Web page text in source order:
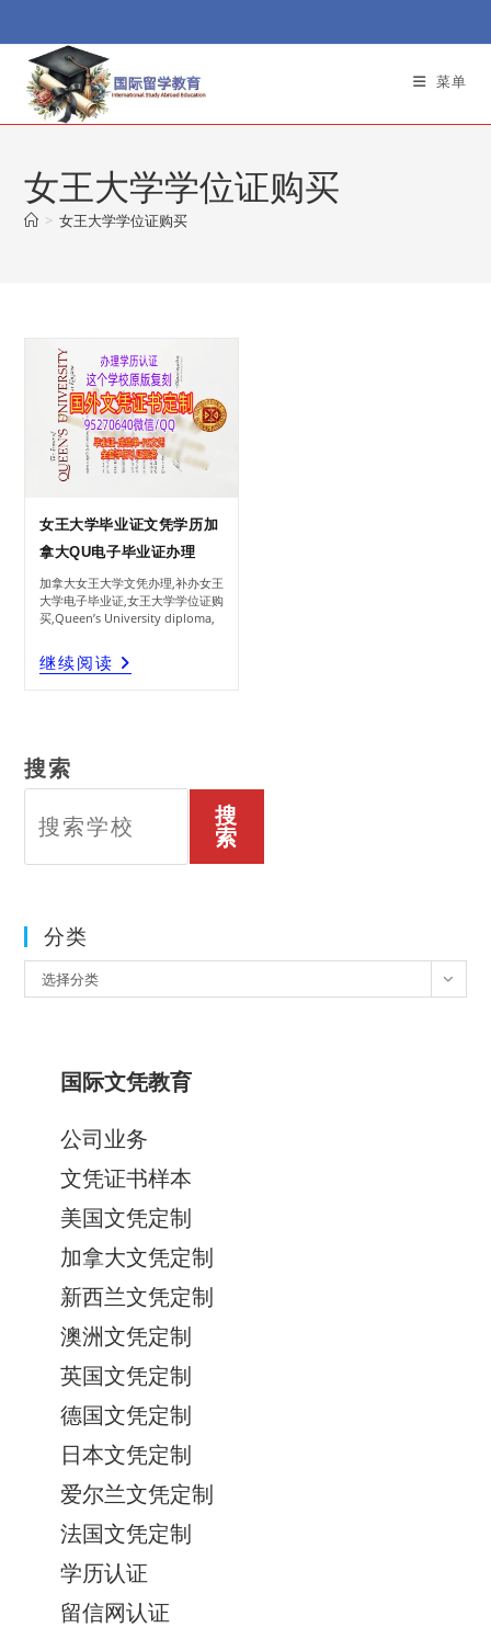
to
content
菜单
女王大学学位证购买
> 女王大学学位证购买
女王大学毕业证文凭学历加
拿大QU电子毕业证办理
加拿大女王大学文凭办理,补办女王
大学电子毕业证,女王大学学位证购
买,Queen’s University diploma,
继续阅读 女
王
大
毕
理
搜索
搜
索
分类
类
选择分类
国际文凭教育
公司业务
文凭证书样本
美国文凭定制
加拿大文凭定制
新西兰文凭定制
澳洲文凭定制
英国文凭定制
德国文凭定制
日本文凭定制
爱尔兰文凭定制
法国文凭定制
学历认证
留信网认证